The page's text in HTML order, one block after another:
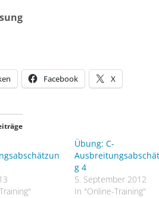
stabilisiert
AEGL-2(30 min)
allseitig Absperren
Facebook X
Übung: C-
g 4
5. September 2012
In "Online-Training"